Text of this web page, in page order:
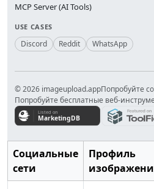
MCP Server (AI Tools)
USE CASES
Discord Reddit WhatsApp
© 2026 imageupload.appПопробуйте
Попробуйте бесплатные веб-
Социальные
сети
Профиль